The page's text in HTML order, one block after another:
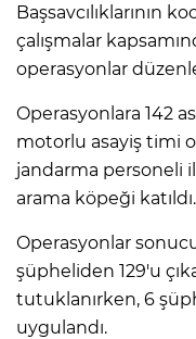
Başsavcılıklarının
çalışmalar
operasyonlar
Operasyonlara 142
motorlu asayiş timi
jandarma personeli
arama köpeği katıldı.
Operasyonlar
şüpheliden 129'u
tutuklanırken, 6
uygulandı.